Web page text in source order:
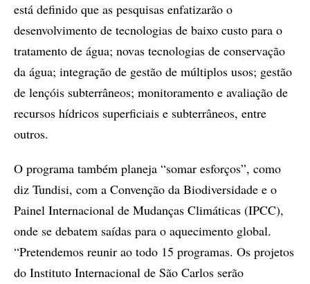
está definido que as pesquisas enfatizarão o
desenvolvimento de tecnologias de baixo custo para o
tratamento de água; novas tecnologias de conservação
da água; integração de gestão de múltiplos usos; gestão
de lençóis subterrâneos; monitoramento e avaliação de
recursos hídricos superficiais e subterrâneos, entre
outros.
O programa também planeja “somar esforços”, como
diz Tundisi, com a Convenção da Biodiversidade e o
Painel Internacional de Mudanças Climáticas (IPCC),
onde se debatem saídas para o aquecimento global.
“Pretendemos reunir ao todo 15 programas. Os projetos
do Instituto Internacional de São Carlos serão